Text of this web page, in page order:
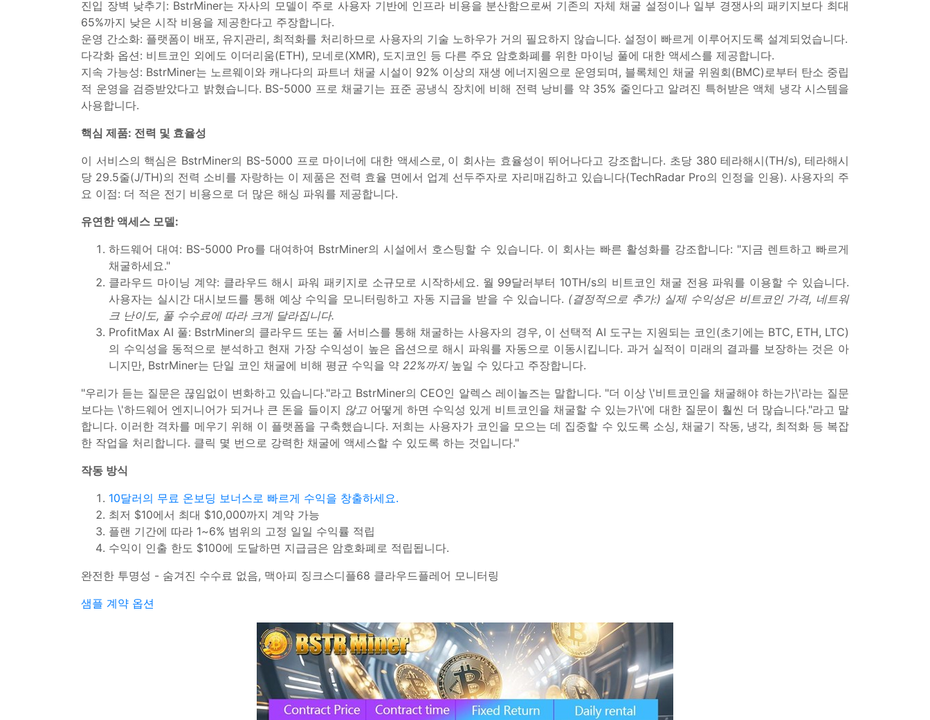
진입 장벽 낮추기: BstrMiner는 자사의 모델이 주로 사용자 기반에 인프라 비용을 분산함으로써 기존의 자체 채굴 설정이나 일부 경쟁사의 패키지보다 최대
65%까지 낮은 시작 비용을 제공한다고 주장합니다.
운영 간소화: 플랫폼이 배포, 유지관리, 최적화를 처리하므로 사용자의 기술 노하우가 거의 필요하지 않습니다. 설정이 빠르게 이루어지도록 설계되었습니다.
다각화 옵션: 비트코인 외에도 이더리움(ETH), 모네로(XMR), 도지코인 등 다른 주요 암호화폐를 위한 마이닝 풀에 대한 액세스를 제공합니다.
지속 가능성: BstrMiner는 노르웨이와 캐나다의 파트너 채굴 시설이 92% 이상의 재생 에너지원으로 운영되며, 블록체인 채굴 위원회(BMC)로부터 탄소 중립
적 운영을 검증받았다고 밝혔습니다. BS-5000 프로 채굴기는 표준 공냉식 장치에 비해 전력 낭비를 약 35% 줄인다고 알려진 특허받은 액체 냉각 시스템을
사용합니다.
핵심 제품: 전력 및 효율성
이 서비스의 핵심은 BstrMiner의 BS-5000 프로 마이너에 대한 액세스로, 이 회사는 효율성이 뛰어나다고 강조합니다. 초당 380 테라해시(TH/s), 테라해시
당 29.5줄(J/TH)의 전력 소비를 자랑하는 이 제품은 전력 효율 면에서 업계 선두주자로 자리매김하고 있습니다(TechRadar Pro의 인정을 인용). 사용자의 주
요 이점: 더 적은 전기 비용으로 더 많은 해싱 파워를 제공합니다.
유연한 액세스 모델:
하드웨어 대여: BS-5000 Pro를 대여하여 BstrMiner의 시설에서 호스팅할 수 있습니다. 이 회사는 빠른 활성화를 강조합니다: "지금 렌트하고 빠르게
채굴하세요."
클라우드 마이닝 계약: 클라우드 해시 파워 패키지로 소규모로 시작하세요. 월 99달러부터 10TH/s의 비트코인 채굴 전용 파워를 이용할 수 있습니다.
사용자는 실시간 대시보드를 통해 예상 수익을 모니터링하고 자동 지급을 받을 수 있습니다. (결정적으로 추가:) 실제 수익성은 비트코인 가격, 네트워
크 난이도, 풀 수수료에 따라 크게 달라집니다.
ProfitMax AI 풀: BstrMiner의 클라우드 또는 풀 서비스를 통해 채굴하는 사용자의 경우, 이 선택적 AI 도구는 지원되는 코인(초기에는 BTC, ETH, LTC)
의 수익성을 동적으로 분석하고 현재 가장 수익성이 높은 옵션으로 해시 파워를 자동으로 이동시킵니다. 과거 실적이 미래의 결과를 보장하는 것은 아
니지만, BstrMiner는 단일 코인 채굴에 비해 평균 수익을 약 22%까지높일 수 있다고 주장합니다.
"우리가 듣는 질문은 끊임없이 변화하고 있습니다."라고 BstrMiner의 CEO인 알렉스 레이놀즈는 말합니다. "더 이상 \'비트코인을 채굴해야 하는가\'라는 질문
보다는 \'하드웨어 엔지니어가 되거나 큰 돈을 들이지 않고어떻게 하면 수익성 있게 비트코인을 채굴할 수 있는가\'에 대한 질문이 훨씬 더 많습니다."라고 말
합니다. 이러한 격차를 메우기 위해 이 플랫폼을 구축했습니다. 저희는 사용자가 코인을 모으는 데 집중할 수 있도록 소싱, 채굴기 작동, 냉각, 최적화 등 복잡
한 작업을 처리합니다. 클릭 몇 번으로 강력한 채굴에 액세스할 수 있도록 하는 것입니다."
작동 방식
10달러의 무료 온보딩 보너스로 빠르게 수익을 창출하세요.
최저 $10에서 최대 $10,000까지 계약 가능
플랜 기간에 따라 1~6% 범위의 고정 일일 수익률 적립
수익이 인출 한도 $100에 도달하면 지급금은 암호화폐로 적립됩니다.
완전한 투명성 - 숨겨진 수수료 없음, 맥아피 징크스디플68 클라우드플레어 모니터링
샘플 계약 옵션